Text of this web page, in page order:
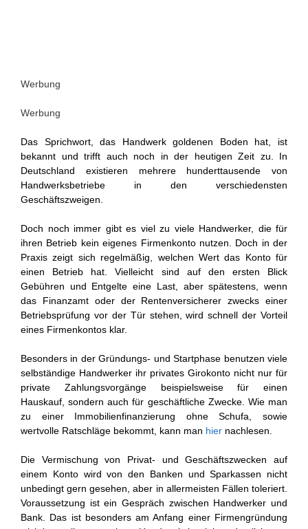
Werbung
Werbung
Das Sprichwort, das Handwerk goldenen Boden hat, ist
bekannt und trifft auch noch in der heutigen Zeit zu. In
Deutschland existieren mehrere hunderttausende von
Handwerksbetriebe in den verschiedensten
Geschäftszweigen.
Doch noch immer gibt es viel zu viele Handwerker, die für
ihren Betrieb kein eigenes Firmenkonto nutzen. Doch in der
Praxis zeigt sich regelmäßig, welchen Wert das Konto für
einen Betrieb hat. Vielleicht sind auf den ersten Blick
Gebühren und Entgelte eine Last, aber spätestens, wenn
das Finanzamt oder der Rentenversicherer zwecks einer
Betriebsprüfung vor der Tür stehen, wird schnell der Vorteil
eines Firmenkontos klar.
Besonders in der Gründungs- und Startphase benutzen viele
selbständige Handwerker ihr privates Girokonto nicht nur für
private Zahlungsvorgänge beispielsweise für einen
Hauskauf, sondern auch für geschäftliche Zwecke. Wie man
zu einer Immobilienfinanzierung ohne Schufa, sowie
wertvolle Ratschläge bekommt, kann man hier nachlesen.
Die Vermischung von Privat- und Geschäftszwecken auf
einem Konto wird von den Banken und Sparkassen nicht
unbedingt gern gesehen, aber in allermeisten Fällen toleriert.
Voraussetzung ist ein Gespräch zwischen Handwerker und
Bank. Das ist besonders am Anfang einer Firmengründung